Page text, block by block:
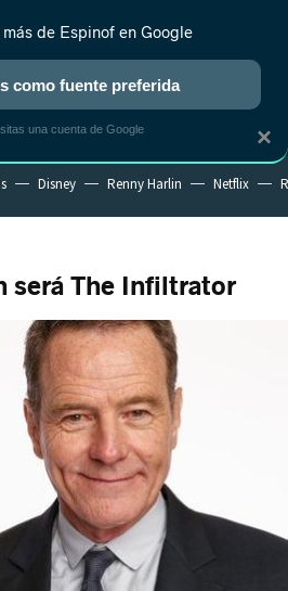
ANIME RANKINGS CINE
Disney Renny Harlin Netflix
será The Infiltrator
×
de Espinof en Google
como fuente preferida
una cuenta de Google